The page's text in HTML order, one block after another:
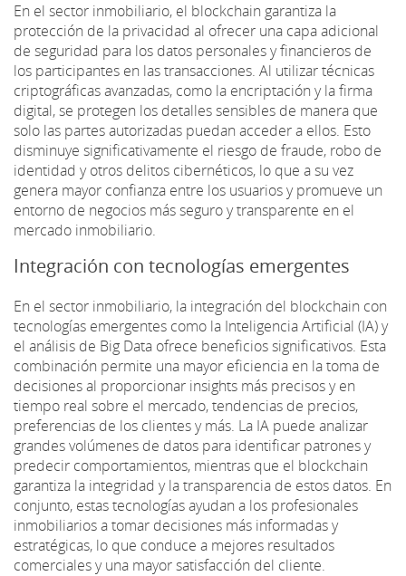
En el sector inmobiliario, el blockchain garantiza la
protección de la privacidad al ofrecer una capa adicional
de seguridad para los datos personales y financieros de
los participantes en las transacciones. Al utilizar técnicas
criptográficas avanzadas, como la encriptación y la firma
digital, se protegen los detalles sensibles de manera que
solo las partes autorizadas puedan acceder a ellos. Esto
disminuye significativamente el riesgo de fraude, robo de
identidad y otros delitos cibernéticos, lo que a su vez
genera mayor confianza entre los usuarios y promueve un
entorno de negocios más seguro y transparente en el
mercado inmobiliario.
Integración con tecnologías emergentes
En el sector inmobiliario, la integración del blockchain con
tecnologías emergentes como la Inteligencia Artificial (IA) y
el análisis de Big Data ofrece beneficios significativos. Esta
combinación permite una mayor eficiencia en la toma de
decisiones al proporcionar insights más precisos y en
tiempo real sobre el mercado, tendencias de precios,
preferencias de los clientes y más. La IA puede analizar
grandes volúmenes de datos para identificar patrones y
predecir comportamientos, mientras que el blockchain
garantiza la integridad y la transparencia de estos datos. En
conjunto, estas tecnologías ayudan a los profesionales
inmobiliarios a tomar decisiones más informadas y
estratégicas, lo que conduce a mejores resultados
comerciales y una mayor satisfacción del cliente.